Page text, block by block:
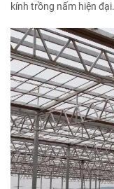
kính trồng nấm hiện đại.